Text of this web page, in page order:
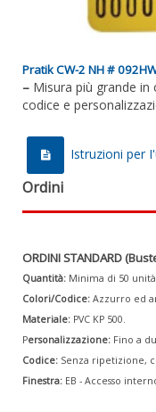
Pratik CW-2 NH #
– Misura più grande
codice e
Istruzioni per
Ordini
ORDINI STANDARD
Quantità: Minima di 50
Colori/Codice: Azzurro ed
Materiale: PVC KP 500.
Personalizzazione: Fino a
Codice: Senza ripetizione,
Finestra: EB - Accesso